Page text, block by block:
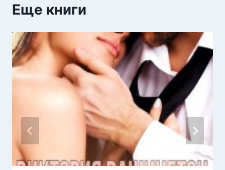
Еще книги